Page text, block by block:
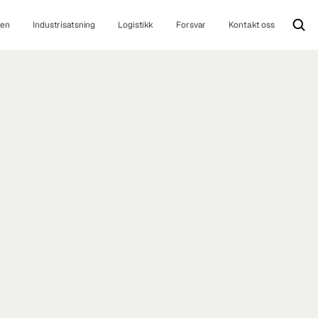
Industrisatsning Logistikk Forsvar Kontakt oss